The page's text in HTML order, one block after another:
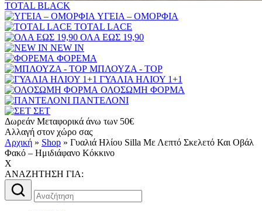
TOTAL BLACK
ΥΓΕΙΑ – ΟΜΟΡΦΙΑ
TOTAL LACE
ΟΛΑ ΕΩΣ 19,90
NEW IN
ΦΟΡΕΜΑ
ΜΠΛΟΥΖΑ - TOP
ΓΥΑΛΙΑ ΗΛΙΟΥ 1+1
ΟΛΟΣΩΜΗ ΦΟΡΜΑ
ΠΑΝΤΕΛΟΝΙ
ΣΕΤ
Δωρεάν Μεταφορικά άνω των 50€
Αλλαγή στον χώρο σας
Αρχική » Shop » Γυαλιά Ηλίου Silla Με Λεπτό Σκελετό Και Oβάλ
Φακό – Hμιδιάφανο Κόκκινο
X
AΝΑΖΗΤΗΣΗ ΓΙΑ:
Αναζήτηση
για: